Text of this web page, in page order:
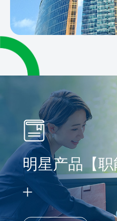
明星产品【